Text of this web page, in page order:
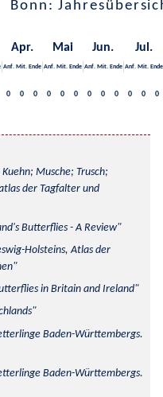
Bonn:
Apr. Mai Jun. Jul.
Anf. Mit. Ende Anf. Mit. Ende Anf. Mit. Ende Anf. Mit. Ende
0 0 0 0 0 0 0 0 0 0 0 0
Musche; Trusch;
der Tagfalter und
Butterflies - A Review
Holsteins, Atlas der
in Britain and Ireland
Baden-Württembergs.
Baden-Württembergs.